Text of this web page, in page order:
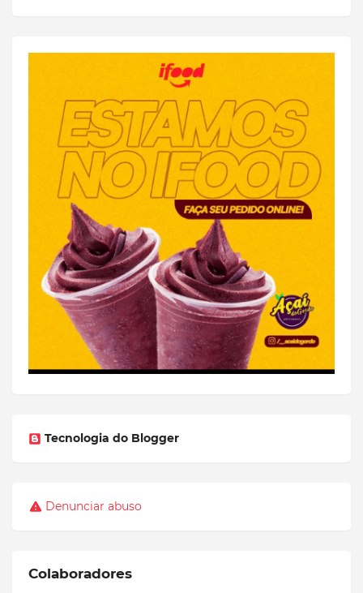
Tecnologia do Blogger
Denunciar abuso
Colaboradores